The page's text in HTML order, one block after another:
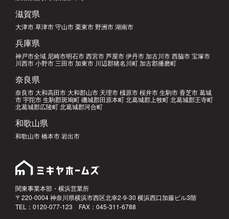
滋賀県
大津市 草津市 守山市 栗東市 野洲市 湖南市
兵庫県
神戸市全域 尼崎市明石市 西宮市 芦屋市 伊丹市 加古川市 西脇市 宝塚市
川西市 小野市 三田市 加東市 川辺郡猪名川町 加古郡播磨町
奈良県
奈良市 大和高田市 大和郡山市 天理市 橿原市 桜井市 生駒市 香芝市 葛城
市 宇陀市 生駒郡斑鳩町 磯城郡田原本町 北葛城郡上牧町 北葛城郡王寺町
北葛城郡広陵町 北葛城郡河合町
和歌山県
和歌山市 橋本市 岩出市
関東事業本部・横浜営業所
〒220-0004 神奈川県横浜市西区北幸2-9-30 横浜西口加藤ビル3階
TEL：0120-077-123 FAX：045-311-6788